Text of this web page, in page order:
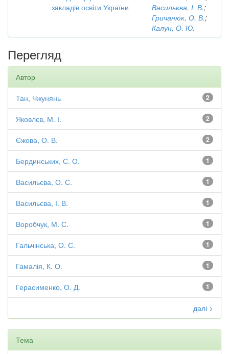
закладів освіти України
Васильєва, І. В.;
Гричанюк, О. В.;
Калун, О. Ю.
Перегляд
Автор
2
Тан, Чжунянь
2
Яковлєв, М. І.
2
Єжова, О. В.
1
Бердинських, С. О.
1
Васильєва, О. С.
1
Васильєва, І. В.
1
Воробчук, М. С.
1
Гальчінська, О. С.
1
Гамалія, К. О.
1
Герасименко, О. Д.
далі >
Тема